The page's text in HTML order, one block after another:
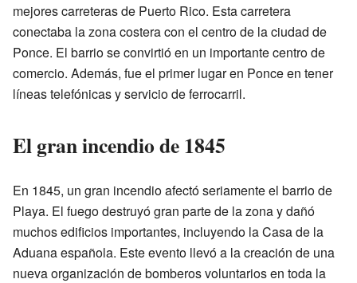
mejores carreteras de Puerto Rico. Esta carretera
conectaba la zona costera con el centro de la ciudad de
Ponce. El barrio se convirtió en un importante centro de
comercio. Además, fue el primer lugar en Ponce en tener
líneas telefónicas y servicio de ferrocarril.
El gran incendio de 1845
En 1845, un gran incendio afectó seriamente el barrio de
Playa. El fuego destruyó gran parte de la zona y dañó
muchos edificios importantes, incluyendo la Casa de la
Aduana española. Este evento llevó a la creación de una
nueva organización de bomberos voluntarios en toda la